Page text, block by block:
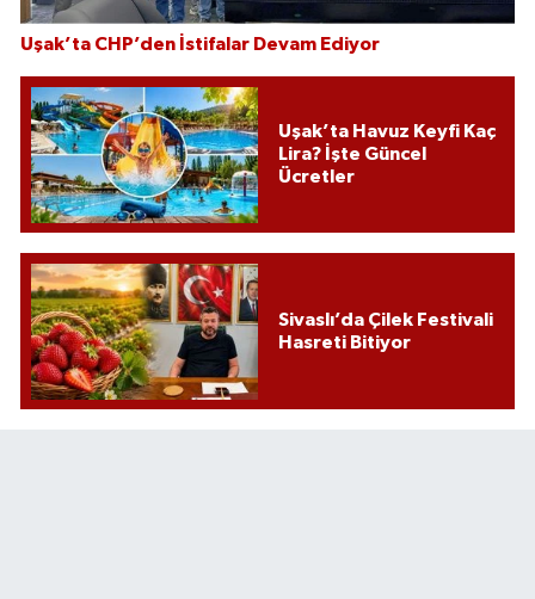
Uşak’ta CHP’den İstifalar Devam Ediyor
Uşak’ta Havuz Keyfi Kaç
Lira? İşte Güncel
Ücretler
Sivaslı’da Çilek Festivali
Hasreti Bitiyor